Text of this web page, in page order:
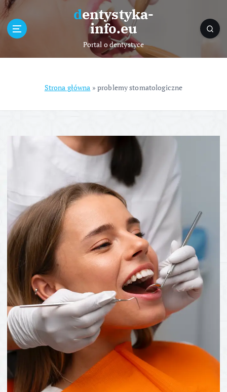
t
dentystyka-
info.eu
Portal o dentystyce
Strona główna » problemy stomatologiczne